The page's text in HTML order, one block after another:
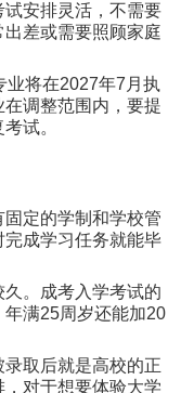
安排灵活，不需要
差或需要照顾家庭
业将在2027年7月执
调整范围内，要提
试。
定的学制和学校管
成学习任务就能毕
。成考入学考试的
满25周岁还能加20
取后就是高校的正
对于想要体验大学